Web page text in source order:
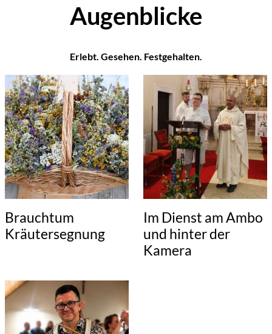
Augenblicke
Erlebt. Gesehen. Festgehalten.
Brauchtum
Kräutersegnung
Im Dienst am Ambo
und hinter der
Kamera